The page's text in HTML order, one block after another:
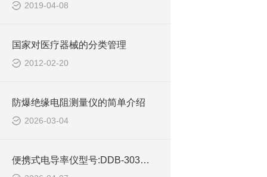
2019-04-08
国家对医疗器械的分类管理
2012-02-20
防爆绝缘电阻测量仪的简单介绍
2026-03-04
便携式电导率仪型号:DDB-303的技术参数